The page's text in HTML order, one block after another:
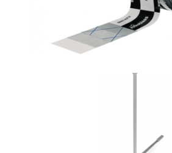
ROTHOBLAAS